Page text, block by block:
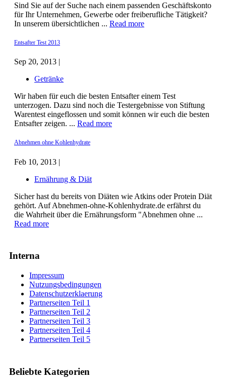
Beliebte Kategorien
Sind Sie auf der Suche nach einem passenden Geschäftskonto
für Ihr Unternehmen, Gewerbe oder freiberufliche Tätigkeit?
In unserem übersichtlichen ... Read more
Entsafter Test 2013
Sep 20, 2013 |
Getränke
Wir haben für euch die besten Entsafter einem Test
unterzogen. Dazu sind noch die Testergebnisse von Stiftung
Warentest eingeflossen und somit können wir euch die besten
Entsafter zeigen. ... Read more
Abnehmen ohne Kohlenhydrate
Feb 10, 2013 |
Ernährung & Diät
Sicher hast du bereits von Diäten wie Atkins oder Protein Diät
gehört. Auf Abnehmen-ohne-Kohlenhydrate.de erfährst du
die Wahrheit über die Ernährungsform "Abnehmen ohne ...
Read more
Interna
Impressum
Nutzungsbedingungen
Datenschutzerklaerung
Partnerseiten Teil 1
Partnerseiten Teil 2
Partnerseiten Teil 3
Partnerseiten Teil 4
Partnerseiten Teil 5